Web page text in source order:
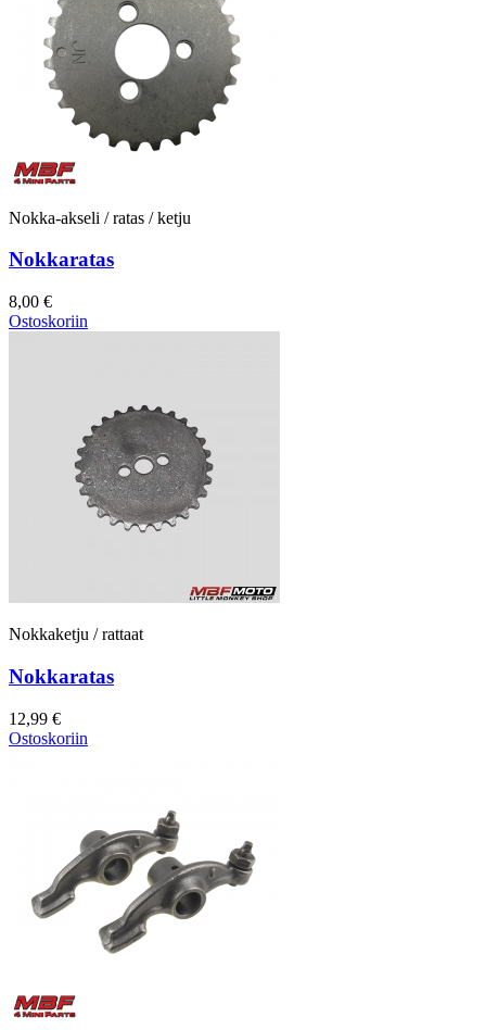
Nokka-akseli / ratas / ketju
Nokkaratas
8,00 €
Ostoskoriin
Nokkaketju / rattaat
Nokkaratas
12,99 €
Ostoskoriin